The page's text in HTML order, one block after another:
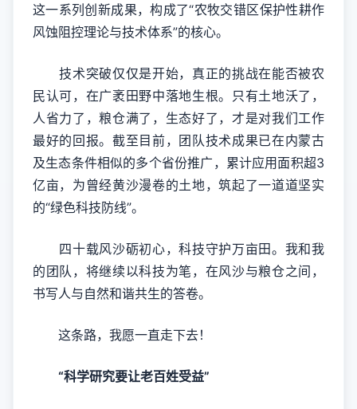
这一系列创新成果，构成了“农牧交错区保护性耕作
风蚀阻控理论与技术体系”的核心。
技术突破仅仅是开始，真正的挑战在能否被农
民认可，在广袤田野中落地生根。只有土地沃了，
人省力了，粮仓满了，生态好了，才是对我们工作
最好的回报。截至目前，团队技术成果已在内蒙古
及生态条件相似的多个省份推广，累计应用面积超3
亿亩，为曾经黄沙漫卷的土地，筑起了一道道坚实
的“绿色科技防线”。
四十载风沙砺初心，科技守护万亩田。我和我
的团队，将继续以科技为笔，在风沙与粮仓之间，
书写人与自然和谐共生的答卷。
这条路，我愿一直走下去！
“科学研究要让老百姓受益”